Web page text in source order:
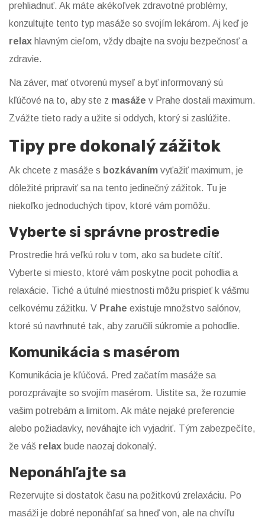
prehliadnuť. Ak máte akékoľvek zdravotné problémy,
konzultujte tento typ masáže so svojím lekárom. Aj keď je
relax hlavným cieľom, vždy dbajte na svoju bezpečnosť a
zdravie.
Na záver, mať otvorenú myseľ a byť informovaný sú
kľúčové na to, aby ste z masáže v Prahe dostali maximum.
Zvážte tieto rady a užite si oddych, ktorý si zaslúžite.
Tipy pre dokonalý zážitok
Ak chcete z masáže s bozkávaním vyťažiť maximum, je
dôležité pripraviť sa na tento jedinečný zážitok. Tu je
niekoľko jednoduchých tipov, ktoré vám pomôžu.
Vyberte si správne prostredie
Prostredie hrá veľkú rolu v tom, ako sa budete cítiť.
Vyberte si miesto, ktoré vám poskytne pocit pohodlia a
relaxácie. Tiché a útulné miestnosti môžu prispieť k vášmu
celkovému zážitku. V Prahe existuje množstvo salónov,
ktoré sú navrhnuté tak, aby zaručili súkromie a pohodlie.
Komunikácia s masérom
Komunikácia je kľúčová. Pred začatím masáže sa
porozprávajte so svojím masérom. Uistite sa, že rozumie
vašim potrebám a limitom. Ak máte nejaké preferencie
alebo požiadavky, neváhajte ich vyjadriť. Tým zabezpečíte,
že váš relax bude naozaj dokonalý.
Neponáhľajte sa
Rezervujte si dostatok času na požitkovú zrelaxáciu. Po
masáži je dobré neponáhľať sa hneď von, ale na chvíľu